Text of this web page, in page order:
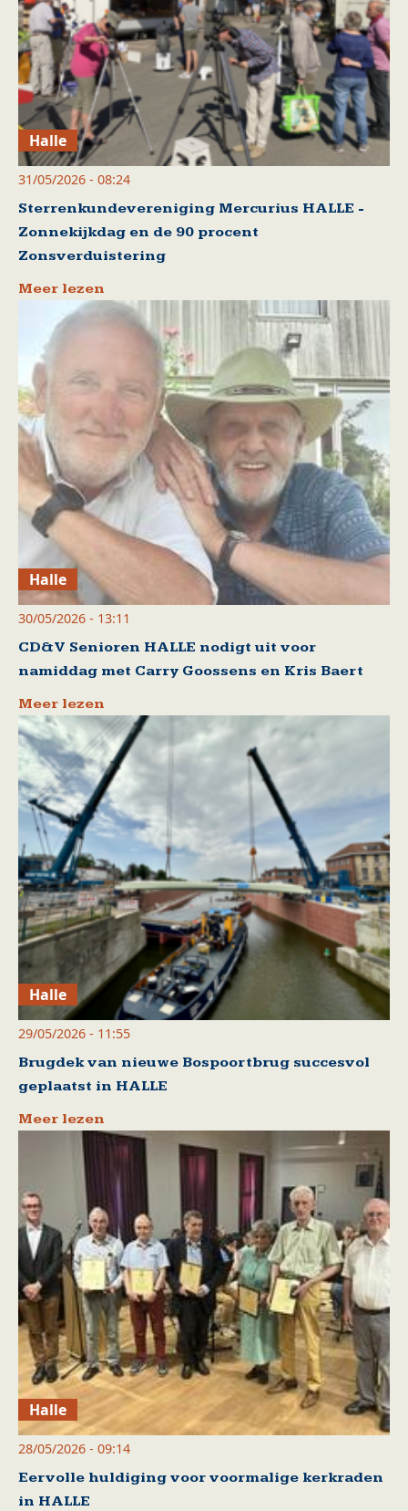
Halle
31/05/2026 - 08:24
Sterrenkundevereniging Mercurius HALLE -
Zonnekijkdag en de 90 procent
Zonsverduistering
Meer lezen
Halle
30/05/2026 - 13:11
CD&V Senioren HALLE nodigt uit voor
namiddag met Carry Goossens en Kris Baert
Meer lezen
Halle
29/05/2026 - 11:55
Brugdek van nieuwe Bospoortbrug succesvol
geplaatst in HALLE
Meer lezen
Halle
28/05/2026 - 09:14
Eervolle huldiging voor voormalige kerkraden
in HALLE